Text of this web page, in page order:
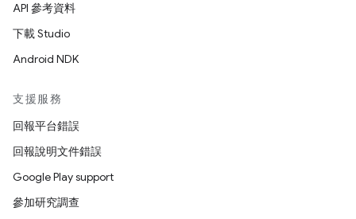
API 參考資料
下載 Studio
Android NDK
支援服務
回報平台錯誤
回報說明文件錯誤
Google Play support
參加研究調查